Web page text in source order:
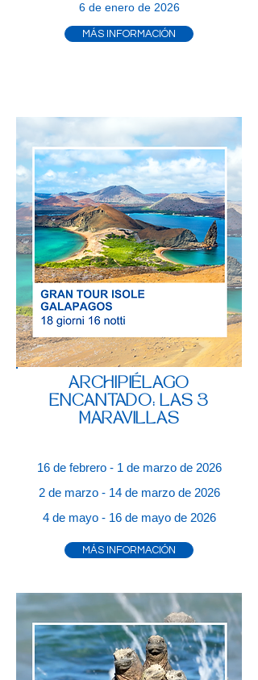
6 de enero de 2026
MÁS INFORMACIÓN
ARCHIPIÉLAGO
ENCANTADO: LAS 3
MARAVILLAS
16 de febrero - 1 de marzo de 2026
2 de marzo - 14 de marzo de 2026
4 de mayo - 16 de mayo de 2026
MÁS INFORMACIÓN